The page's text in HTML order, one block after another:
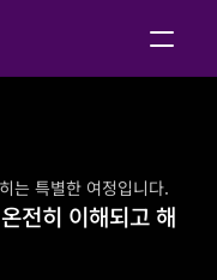
는 특별한 여정입니다.
전히 이해되고 해